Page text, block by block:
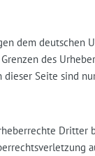
dem deutschen
des
Seite sind
Dritter